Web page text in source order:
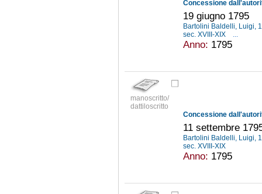
19 giugno 1795
Bartolini Baldelli, Luigi,
sec. XVIII-XIX
...
Anno: 1795
manoscritto/
dattiloscritto
11 settembre
Bartolini Baldelli, Luigi,
sec. XVIII-XIX
Anno: 1795